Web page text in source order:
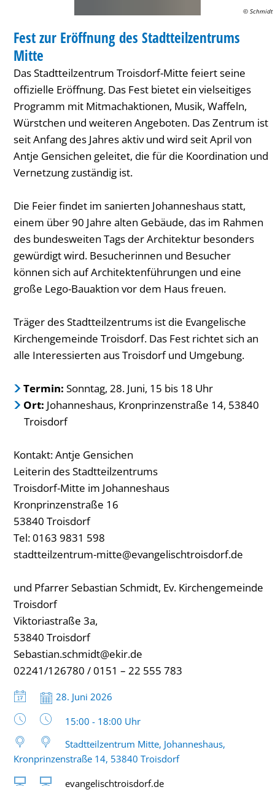
© Schmidt
KATEGORIE: FESTIVAL
Fest zur Eröffnung des Stadtteilzentrums
Mitte
Das Stadtteilzentrum Troisdorf-Mitte feiert seine
offizielle Eröffnung. Das Fest bietet ein vielseitiges
Programm mit Mitmachaktionen, Musik, Waffeln,
Würstchen und weiteren Angeboten. Das Zentrum ist
seit Anfang des Jahres aktiv und wird seit April von
Antje Gensichen geleitet, die für die Koordination und
Vernetzung zuständig ist.
Die Feier findet im sanierten Johanneshaus statt,
einem über 90 Jahre alten Gebäude, das im Rahmen
des bundesweiten Tags der Architektur besonders
gewürdigt wird. Besucherinnen und Besucher
können sich auf Architektenführungen und eine
große Lego-Bauaktion vor dem Haus freuen.
Träger des Stadtteilzentrums ist die Evangelische
Kirchengemeinde Troisdorf. Das Fest richtet sich an
alle Interessierten aus Troisdorf und Umgebung.
Termin: Sonntag, 28. Juni, 15 bis 18 Uhr
Ort: Johanneshaus, Kronprinzenstraße 14, 53840
Troisdorf
Kontakt: Antje Gensichen
Leiterin des Stadtteilzentrums
Troisdorf-Mitte im Johanneshaus
Kronprinzenstraße 16
53840 Troisdorf
Tel: 0163 9831 598
stadtteilzentrum-mitte@evangelischtroisdorf.de
und Pfarrer Sebastian Schmidt, Ev. Kirchengemeinde
Troisdorf
Viktoriastraße 3a,
53840 Troisdorf
Sebastian.schmidt@ekir.de
02241/126780 / 0151 – 22 555 783
Datum:
28. Juni 2026
Uhrzeit:
15:00 - 18:00 Uhr
Stadtteilzentrum Mitte, Johanneshaus,
Kronprinzenstraße 14, 53840 Troisdorf
evangelischtroisdorf.de